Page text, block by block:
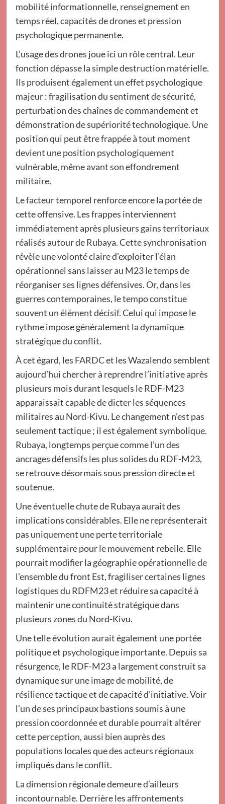
mobilité informationnelle, renseignement en
temps réel, capacités de drones et pression
psychologique permanente.
L’usage des drones joue ici un rôle central. Leur
fonction dépasse la simple destruction matérielle.
Ils produisent également un effet psychologique
majeur : fragilisation du sentiment de sécurité,
perturbation des chaînes de commandement et
démonstration de supériorité technologique. Une
position qui peut être frappée à tout moment
devient une position psychologiquement
vulnérable, même avant son effondrement
militaire.
Le facteur temporel renforce encore la portée de
cette offensive. Les frappes interviennent
immédiatement après plusieurs gains territoriaux
réalisés autour de Rubaya. Cette synchronisation
révèle une volonté claire d’exploiter l’élan
opérationnel sans laisser au M23 le temps de
réorganiser ses lignes défensives. Or, dans les
guerres contemporaines, le tempo constitue
souvent un élément décisif. Celui qui impose le
rythme impose généralement la dynamique
stratégique du conflit.
À cet égard, les FARDC et les Wazalendo semblent
aujourd’hui chercher à reprendre l’initiative après
plusieurs mois durant lesquels le RDF-M23
apparaissait capable de dicter les séquences
militaires au Nord-Kivu. Le changement n’est pas
seulement tactique ; il est également symbolique.
Rubaya, longtemps perçue comme l’un des
ancrages défensifs les plus solides du RDF-M23,
se retrouve désormais sous pression directe et
soutenue.
Une éventuelle chute de Rubaya aurait des
implications considérables. Elle ne représenterait
pas uniquement une perte territoriale
supplémentaire pour le mouvement rebelle. Elle
pourrait modifier la géographie opérationnelle de
l’ensemble du front Est, fragiliser certaines lignes
logistiques du RDFM23 et réduire sa capacité à
maintenir une continuité stratégique dans
plusieurs zones du Nord-Kivu.
Une telle évolution aurait également une portée
politique et psychologique importante. Depuis sa
résurgence, le RDF-M23 a largement construit sa
dynamique sur une image de mobilité, de
résilience tactique et de capacité d’initiative. Voir
l’un de ses principaux bastions soumis à une
pression coordonnée et durable pourrait altérer
cette perception, aussi bien auprès des
populations locales que des acteurs régionaux
impliqués dans le conflit.
La dimension régionale demeure d’ailleurs
incontournable. Derrière les affrontements